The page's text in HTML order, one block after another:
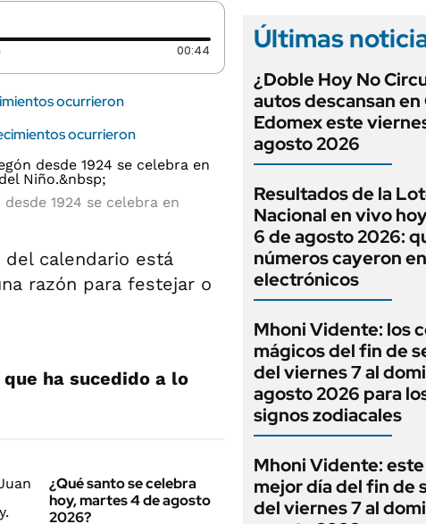
00:44 Duración: 44 segundos
ocurrieron
ocurrieron
1924 se celebra en
del calendario está
razón para festejar o
ha sucedido a lo
¿Qué santo se celebra
hoy, martes 4 de agosto
2026?
Últimas
¿Doble Hoy No
autos descansan en
Edomex este
agosto 2026
Resultados de la
Nacional en vivo
6 de agosto 2026:
números cayeron
electrónicos
Mhoni Vidente: los
mágicos del fin de
del viernes 7 al
agosto 2026 para
signos zodiacales
Mhoni Vidente: este
mejor día del fin de
del viernes 7 al